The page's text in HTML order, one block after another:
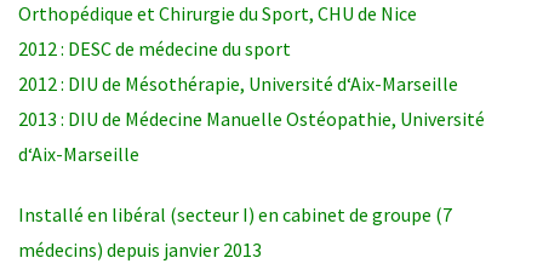
Orthopédique et Chirurgie du Sport, CHU de Nice
2012 : DESC de médecine du sport
2012 : DIU de Mésothérapie, Université d‘Aix-Marseille
2013 : DIU de Médecine Manuelle Ostéopathie, Université
d‘Aix-Marseille
Installé en libéral (secteur I) en cabinet de groupe (7
médecins) depuis janvier 2013